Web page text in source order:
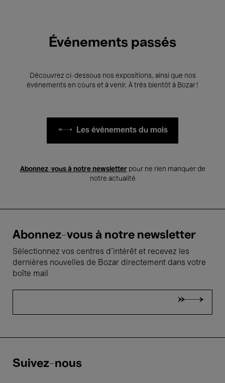
Événements passés
Découvrez ci-dessous nos expositions, ainsi que nos
événements en cours et à venir. À très bientôt à Bozar !
Les événements du mois
Abonnez-vous à notre newsletterpour ne rien manquer de
notre actualité
Abonnez-vous à notre newsletter
Sélectionnez vos centres d'intérêt et recevez les
dernières nouvelles de Bozar directement dans votre
boîte mail
Suivez-nous